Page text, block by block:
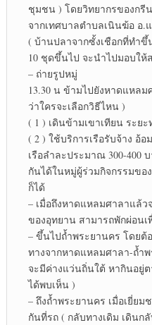
ชุมชน ) โดยวิทยากรของกรี
จากเทศบาลตำบลเนินฆ้อ อ.
( บ้านปลาจากซั้งเชือกที่ทำขึ้
10 ชุดขึ้นไป จะนำไปมอบใ
– ถ่ายรูปหมู่
13.30 น ข้ามไปยังหาดแหล
ว่าใครจะเลือกวิธีไหน )
( 1 ) เดินข้ามเขาเทียน ระย
( 2 ) ใช้บริการเรือรับจ้าง อ้
เรือลำละประมาณ 300-400
กันได้ในหมู่ผู้ร่วมกิจกรรมขอ
ก็ได้
– เมื่อถึงหาดแหลมศาลาแล้
ของอุทยาน สามารถพักผ่อนเ
– ขึ้นไปถ้ำพระยานคร โดยต้
ทางจากหาดแหลมศาลา-ถ้ำ
จะมีค่างแว่นถิ่นใต้ หากินอยู่
ได้พบเห็น )
– ถึงถ้ำพระยานคร เมื่อเยี่ย
กันที่รถ ( กลับทางเดิม เดินก